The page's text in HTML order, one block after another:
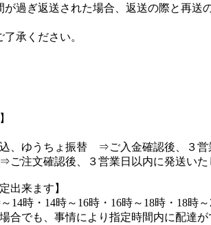
過ぎ返送された場合、返送の際と再送
承ください。
、ゆうちょ振替 ⇒ご入金確認後、３営
注文確認後、３営業日以内に発送いた
出来ます】
14時・14時～16時・16時～18時・18時
合でも、事情により指定時間内に配達が